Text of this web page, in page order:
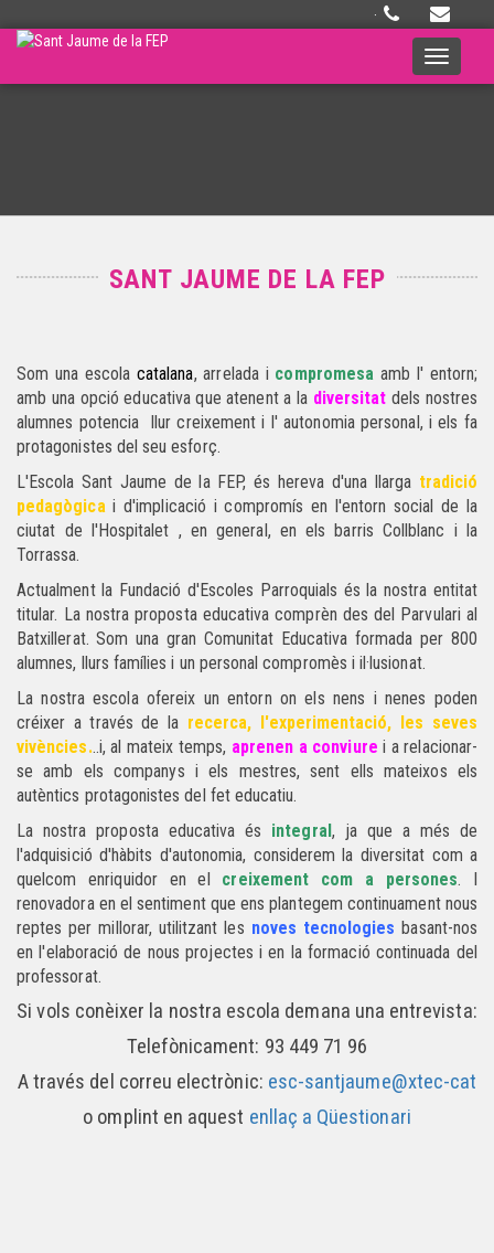
·
Toggle
SANT JAUME DE LA FEP
Som una escolacatalana, arrelada i compromesa amb l' entorn;
amb una opció educativa que atenent a la diversitat dels nostres
alumnes potencia llur creixement i l' autonomia personal, i els fa
protagonistes del seu esforç.
L'Escola Sant Jaume de la FEP, és hereva d'una llarga tradició
pedagògicai d'implicació i compromís en l'entorn social de la
ciutat de l'Hospitalet , en general, en els barris Collblanc i la
Torrassa.
Actualment la Fundació d'Escoles Parroquials és la nostra entitat
titular. La nostra proposta educativa comprèn des del Parvulari al
Batxillerat. Som una gran Comunitat Educativa formada per 800
alumnes, llurs famílies i un personal compromès i il·lusionat.
La nostra escola ofereix un entorn on els nens i nenes poden
créixer a través de la recerca, l'experimentació, les seves
vivències...i, al mateix temps, aprenen a conviure i a relacionar-
se amb els companys i els mestres, sent ells mateixos els
autèntics protagonistes del fet educatiu.
La nostra proposta educativa és integral , ja que a més de
l'adquisició d'hàbits d'autonomia, considerem la diversitat com a
quelcom enriquidor en el creixement com a persones. I
renovadora en el sentiment que ens plantegem continuament nous
reptes per millorar, utilitzant les noves tecnologies basant-nos
en l'elaboració de nous projectes i en la formació continuada del
professorat.
Si vols conèixer la nostra escola demana una entrevista:
Telefònicament: 93 449 71 96
A través del correu electrònic: esc-santjaume@xtec-cat
o omplint en aquest enllaç a Qüestionari